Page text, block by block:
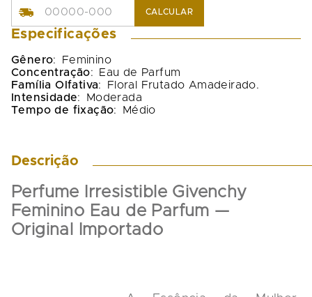
CALCULAR
Especificações
Gênero:
Feminino
Concentração:
Eau de Parfum
Família Olfativa:
Floral Frutado Amadeirado.
Intensidade:
Moderada
Tempo de fixação: Médio
Descrição
Perfume Irresistible Givenchy
Feminino Eau de Parfum —
Original Importado